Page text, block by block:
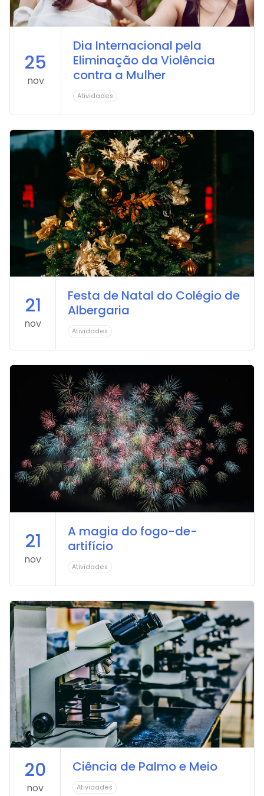
25
nov
Dia Internacional pela
Eliminação da Violência
contra a Mulher
Atividades
21
nov
Festa de Natal do Colégio de
Albergaria
Atividades
21
nov
A magia do fogo-de-
artifício
Atividades
20
nov
Ciência de Palmo e Meio
Atividades